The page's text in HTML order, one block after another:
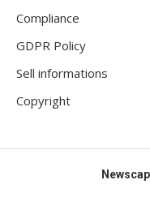
Compliance
GDPR Policy
Sell informations
Copyright